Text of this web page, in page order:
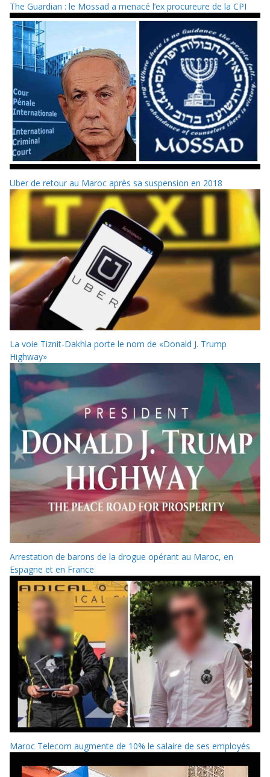
The Guardian : le Mossad a menacé l’ex procureure de la CPI
Uber de retour au Maroc après sa suspension en 2018
La voie Tiznit-Dakhla porte le nom de «Donald J. Trump
Highway»
Arrestation de barons de la drogue opérant au Maroc, en
Espagne et en France
Maroc Telecom augmente de 10% le salaire de ses employés